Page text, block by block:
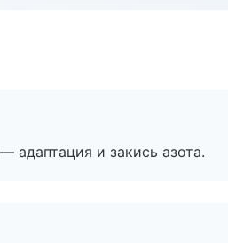
адаптация и закись азота.